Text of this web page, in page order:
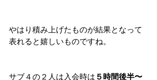
やはり積み上げたものが結果となって
表れると嬉しいものですね。
サブ４の２人は入会時は ５時間後半〜